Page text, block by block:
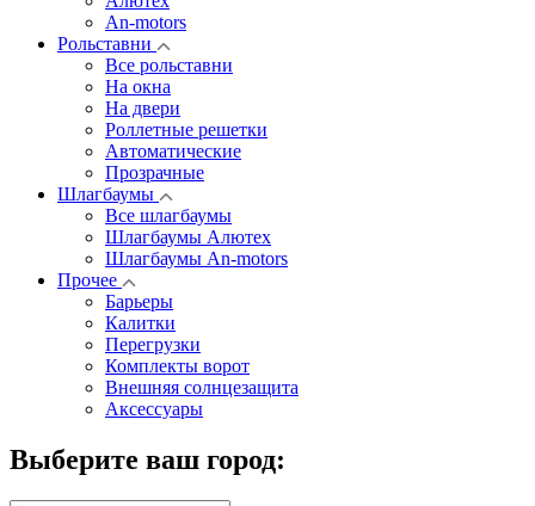
An-motors
Рольставни
Все рольставни
На окна
На двери
Роллетные решетки
Автоматические
Прозрачные
Шлагбаумы
Все шлагбаумы
Шлагбаумы Алютех
Шлагбаумы An-motors
Прочее
Барьеры
Калитки
Перегрузки
Комплекты ворот
Внешняя солнцезащита
Аксессуары
Выберите ваш город: